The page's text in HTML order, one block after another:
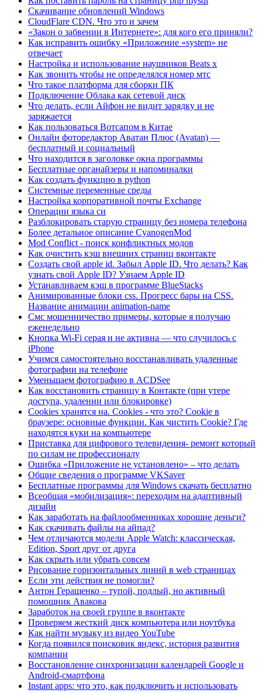
Скачивание обновлений Windows
CloudFlare CDN. Что это и зачем
«Закон о забвении в Интернете»: для кого его приняли?
Как исправить ошибку «Приложение «system» не
отвечает
Настройка и использование наушников Beats x
Как звонить чтобы не определялся номер мтс
Что такое платформа для сборки ПК
Подключение Облака как сетевой диск
Что делать, если Айфон не видит зарядку и не
заряжается
Как пользоваться Вотсапом в Китае
Онлайн фоторедактор Аватан Плюс (Avatan) —
бесплатный и социальный
Что находится в заголовке окна программы
Бесплатные органайзеры и напоминалки
Как создать функцию в python
Системные переменные среды
Настройка корпоративной почты Exchange
Операции языка си
Разблокировать старую страницу без номера телефона
Более детальное описание CyanogenMod
Mod Conflict - поиск конфликтных модов
Как очистить кэш внешних страниц вконтакте
Создать свой apple id. Забыл Apple ID. Что делать? Как
узнать свой Apple ID? Узнаем Apple ID
Устанавливаем кэш в программе BlueStacks
Анимированные блоки css. Прогресс бары на CSS.
Название анимации animation-name
Cмс мошенничество примеры, которые я получаю
еженедельно
Кнопка Wi-Fi серая и не активна — что случилось с
iPhone
Учимся самостоятельно восстанавливать удаленные
фотографии на телефоне
Уменьшаем фотографию в ACDSee
Как восстановить страницу в Контакте (при утере
доступа, удалении или блокировке)
Cookies хранятся на. Cookies - что это? Cookie в
браузере: основные функции. Как чистить Cookie? Где
находятся куки на компьютере
Приставка для цифрового телевидения- ремонт который
по силам не профессионалу
Ошибка «Приложение не установлено» – что делать
Общие сведения о программе VKSaver
Бесплатные программы для Windows скачать бесплатно
Всеобщая «мобилизация»: переходим на адаптивный
дизайн
Как заработать на файлообменниках хорошие деньги?
Как скачивать файлы на айпад?
Чем отличаются модели Apple Watch: классическая,
Edition, Sport друг от друга
Как скрыть или убрать совсем
Рисование горизонтальных линий в web страницах
Если эти действия не помогли?
Антон Геращенко – тупой, подлый, но активный
помощник Авакова
Заработок на своей группе в вконтакте
Проверяем жесткий диск компьютера или ноутбука
Как найти музыку из видео YouTube
Когда появился поисковик яндекс, история развития
компании
Восстановление синхронизации календарей Google и
Android-смартфона
Instant apps: что это, как подключить и использовать